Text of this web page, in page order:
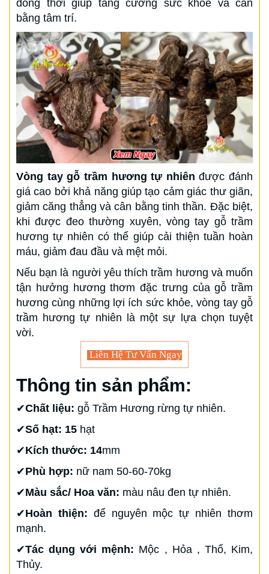
đồng thời giúp tăng cường sức khỏe và cân
bằng tâm trí.
Vòng tay gỗ trầm hương tự nhiên được đánh
giá cao bởi khả năng giúp tạo cảm giác thư giãn,
giảm căng thẳng và cân bằng tinh thần. Đặc biệt,
khi được đeo thường xuyên, vòng tay gỗ trầm
hương tự nhiên có thể giúp cải thiện tuần hoàn
máu, giảm đau đầu và mệt mỏi.
Nếu bạn là người yêu thích trầm hương và muốn
tận hưởng hương thơm đặc trưng của gỗ trầm
hương cùng những lợi ích sức khỏe, vòng tay gỗ
trầm hương tự nhiên là một sự lựa chọn tuyệt
vời.
Liên Hệ Tư Vấn Ngay
Thông tin sản phẩm:
✔Chất liệu: gỗ Trầm Hương rừng tự nhiên.
✔Số hạt: 15 hạt
✔Kích thước: 14mm
✔Phù hợp: nữ nam 50-60-70kg
✔Màu sắc/ Hoa văn: màu nâu đen tự nhiên.
✔Hoàn thiện: để nguyên mộc tự nhiên thơm
mạnh.
✔Tác dụng với mệnh: Mộc , Hỏa , Thổ, Kim,
Thủy.